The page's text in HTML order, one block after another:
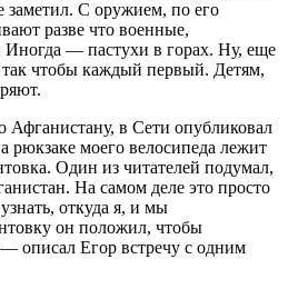
заметил. С оружием, по его
разве что военные,
Иногда — пастухи в горах. Ну, еще
чтобы каждый первый. Детям,
Афганистану, в Сети опубликовал
рюкзаке моего велосипеда лежит
Один из читателей подумал,
На самом деле это просто
откуда я, и мы
он положил, чтобы
описал Егор встречу с одним